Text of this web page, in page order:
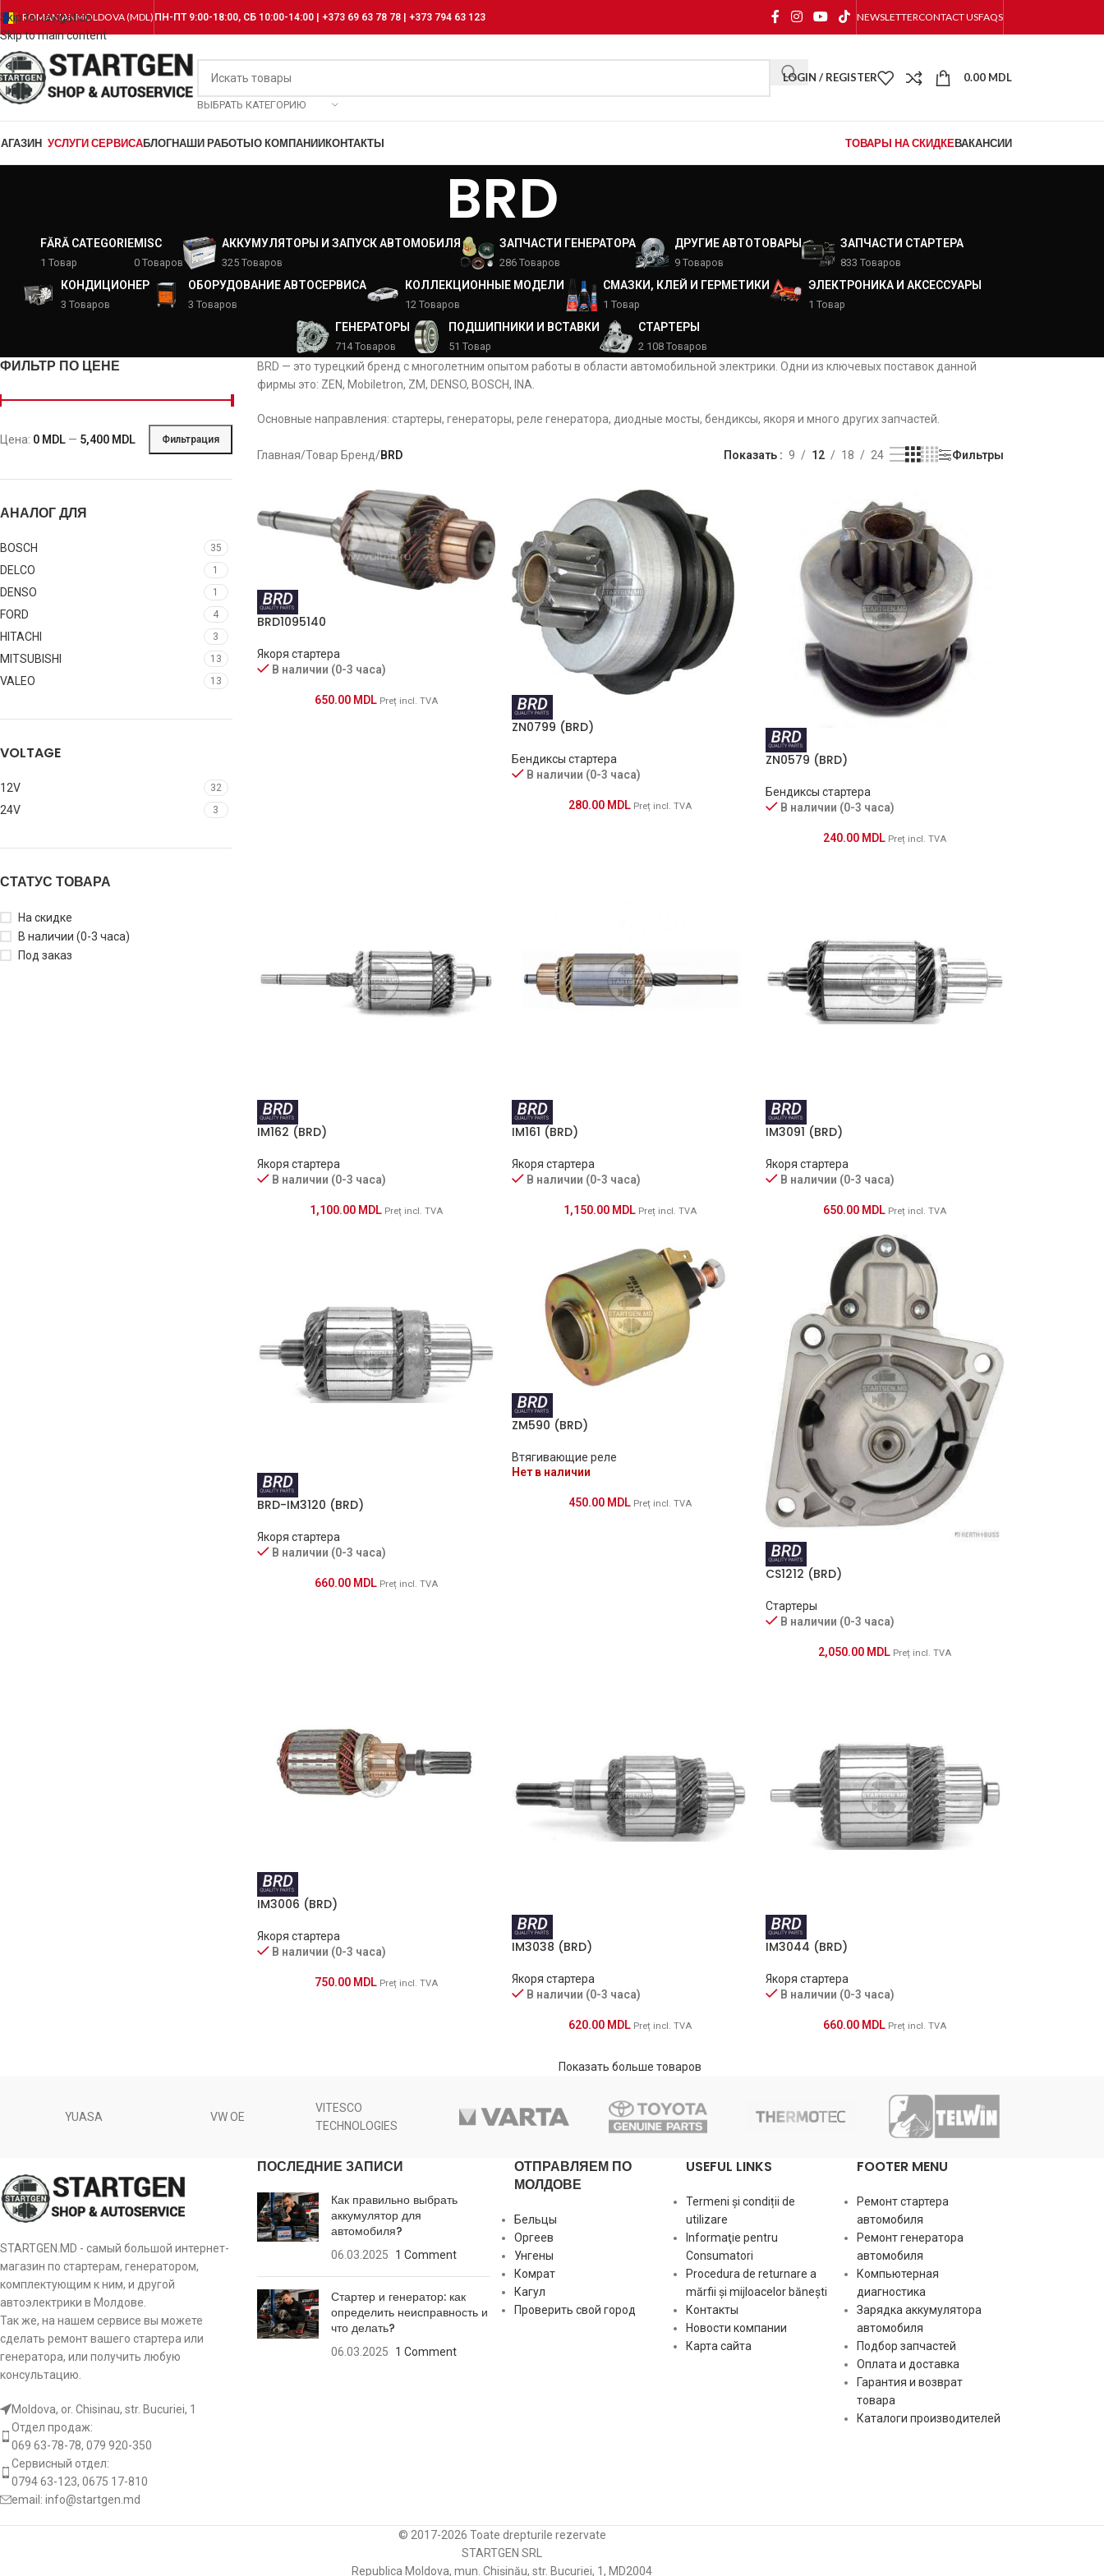
Skip to navigation
Skip to main content
ROMANIANMOLDOVA (MDL) ПН-ПТ 9:00-18:00, СБ 10:00-14:00 | +373 69 63 78 78 | +373 794 63 123 NEWSLETTERCONTACT USFAQS
ВЫБРАТЬ КАТЕГОРИЮ
LOGIN / REGISTER 0.00 MDL
УСЛУГИ СЕРВИСАБЛОГНАШИ РАБОТЫО КОМПАНИИКОНТАКТЫ ТОВАРЫ НА СКИДКЕВАКАНСИИ
BRD
FĂRĂ CATEGORIE
1 Товар
MISC
0 Товаров
АККУМУЛЯТОРЫ И ЗАПУСК АВТОМОБИЛЯ
325 Товаров
ЗАПЧАСТИ ГЕНЕРАТОРА
286 Товаров
ДРУГИЕ АВТОТОВАРЫ
9 Товаров
ЗАПЧАСТИ СТАРТЕРА
833 Товаров
КОНДИЦИОНЕР
3 Товаров
ОБОРУДОВАНИЕ АВТОСЕРВИСА
3 Товаров
КОЛЛЕКЦИОННЫЕ МОДЕЛИ
12 Товаров
СМАЗКИ, КЛЕЙ И ГЕРМЕТИКИ
1 Товар
ЭЛЕКТРОНИКА И АКСЕССУАРЫ
1 Товар
ГЕНЕРАТОРЫ
714 Товаров
ПОДШИПНИКИ И ВСТАВКИ
51 Товар
СТАРТЕРЫ
2 108 Товаров
ФИЛЬТР ПО ЦЕНЕ
Фильтрация
Цена: 0 MDL — 5,400 MDL
АНАЛОГ ДЛЯ
BOSCH 35
DELCO 1
DENSO 1
FORD 4
HITACHI 3
MITSUBISHI 13
VALEO 13
VOLTAGE
12V 32
24V 3
СТАТУС ТОВАРА
На скидке
В наличии (0-3 часа)
Под заказ
BRD — это турецкий бренд с многолетним опытом работы в области автомобильной электрики. Одни из ключевых поставок данной
фирмы это: ZEN, Mobiletron, ZM, DENSO, BOSCH, INA.
Основные направления: стартеры, генераторы, реле генератора, диодные мосты, бендиксы, якоря и много других запчастей.
Главная/Товар Бренд/BRD Показать 9 12 18 24 Фильтры
BRD1095140
Якоря стартера
В наличии (0-3 часа)
650.00 MDL Preț incl. TVA
ZN0799 (BRD)
Бендиксы стартера
В наличии (0-3 часа)
280.00 MDL Preț incl. TVA
ZN0579 (BRD)
Бендиксы стартера
В наличии (0-3 часа)
240.00 MDL Preț incl. TVA
IM162 (BRD)
Якоря стартера
В наличии (0-3 часа)
1,100.00 MDL Preț incl. TVA
IM161 (BRD)
Якоря стартера
В наличии (0-3 часа)
1,150.00 MDL Preț incl. TVA
IM3091 (BRD)
Якоря стартера
В наличии (0-3 часа)
650.00 MDL Preț incl. TVA
BRD-IM3120 (BRD)
Якоря стартера
В наличии (0-3 часа)
660.00 MDL Preț incl. TVA
ZM590 (BRD)
Втягивающие реле
Нет в наличии
450.00 MDL Preț incl. TVA
CS1212 (BRD)
Стартеры
В наличии (0-3 часа)
2,050.00 MDL Preț incl. TVA
IM3006 (BRD)
Якоря стартера
В наличии (0-3 часа)
750.00 MDL Preț incl. TVA
IM3038 (BRD)
Якоря стартера
В наличии (0-3 часа)
620.00 MDL Preț incl. TVA
IM3044 (BRD)
Якоря стартера
В наличии (0-3 часа)
660.00 MDL Preț incl. TVA
Показать больше товаров
YUASA VW OE
VITESCO
TECHNOLOGIES
STARTGEN.MD - самый большой интернет-
магазин по стартерам, генератором,
комплектующим к ним, и другой
автоэлектрики в Молдове.
Так же, на нашем сервисе вы можете
сделать ремонт вашего стартера или
генератора, или получить любую
консультацию.
Moldova, or. Chisinau, str. Bucuriei, 1
Отдел продаж:
069 63-78-78, 079 920-350
Сервисный отдел:
0794 63-123, 0675 17-810
email: info@startgen.md
ПОСЛЕДНИЕ ЗАПИСИ
Как правильно выбрать
аккумулятор для
автомобиля?
06.03.2025 1 Comment
Стартер и генератор: как
определить неисправность и
что делать?
06.03.2025 1 Comment
ОТПРАВЛЯЕМ ПО
МОЛДОВЕ
Бельцы
Оргеев
Унгены
Комрат
Кагул
Проверить свой город
USEFUL LINKS
Termeni și condiții de
utilizare
Informaţie pentru
Consumatori
Procedura de returnare a
mărfii și mijloacelor bănești
Контакты
Новости компании
Карта сайта
FOOTER MENU
Ремонт стартера
автомобиля
Ремонт генератора
автомобиля
Компьютерная
диагностика
Зарядка аккумулятора
автомобиля
Подбор запчастей
Оплата и доставка
Гарантия и возврат
товара
Каталоги производителей
© 2017-2026 Toate drepturile rezervate
STARTGEN SRL
Republica Moldova, mun. Chișinău, str. Bucuriei, 1, MD2004